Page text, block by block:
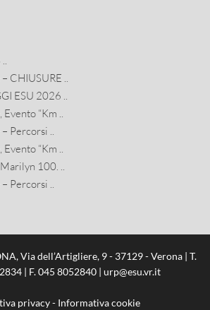
CHIUSURE ..
ESU 2026 ..
“Km ..
Percorsi ..
“Km ..
100. ..
Percorsi ..
Via dell’Artigliere, 9 - 37129 - Verona | T.
| F. 045 8052840 | urp@esu.vr.it
privacy- Informativa cookie